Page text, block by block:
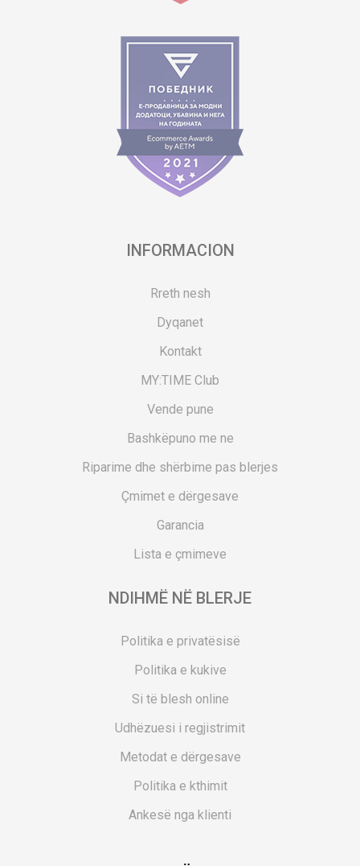
INFORMACION
Rreth nesh
Dyqanet
Kontakt
MY:TIME Club
Vende pune
Bashkëpuno me ne
Riparime dhe shërbime pas blerjes
Çmimet e dërgesave
Garancia
Lista e çmimeve
NDIHMË NË BLERJE
Politika e privatësisë
Politika e kukive
Si të blesh online
Udhëzuesi i regjistrimit
Metodat e dërgesave
Politika e kthimit
Ankesë nga klienti